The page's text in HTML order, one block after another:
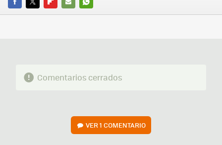
FACEBOOK
TWITTERFLIPBOARD
E-
WHATSAPP
Comentarios cerrados
VER1 COMENTARIO